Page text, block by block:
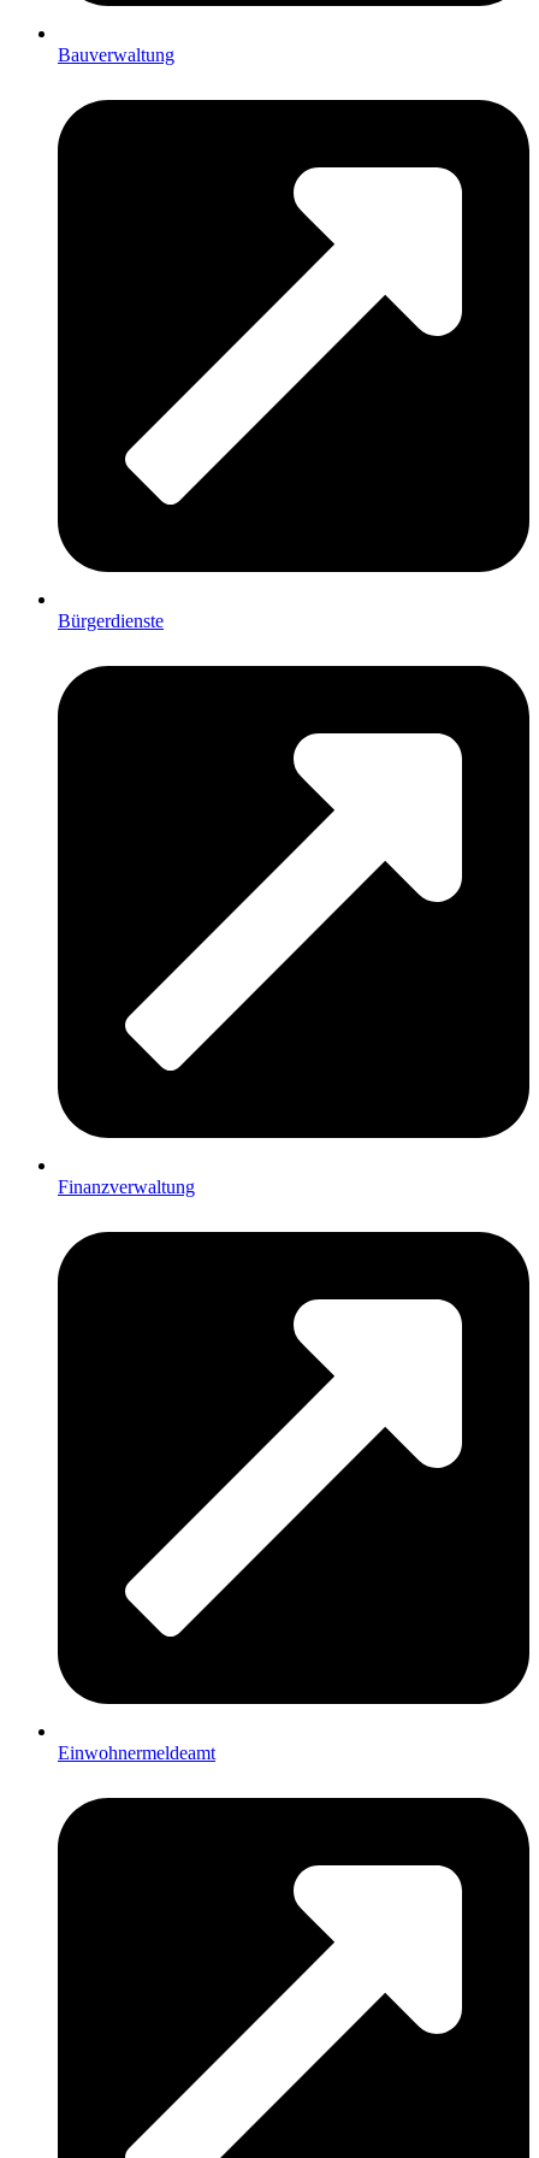
Bauverwaltung
Bürgerdienste
Finanzverwaltung
Einwohnermeldeamt